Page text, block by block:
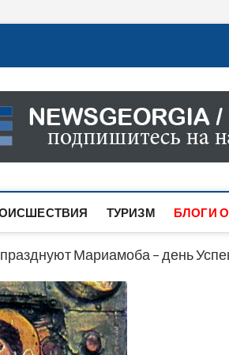
ИНФОРМАЦИЯ О СОБЫТИЯХ
НОВОСТИ ПОЛИТИКИ,
ТУРИЗМ БЛОГИ
празднуют Мариамоба – день